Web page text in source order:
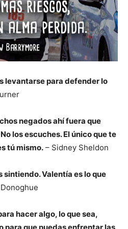
levantarse para defender lo
negados ahí fuera que
los escuches. El único que te
tú mismo. – Sidney Sheldon
sintiendo. Valentía es lo que
hacer algo, lo que sea,